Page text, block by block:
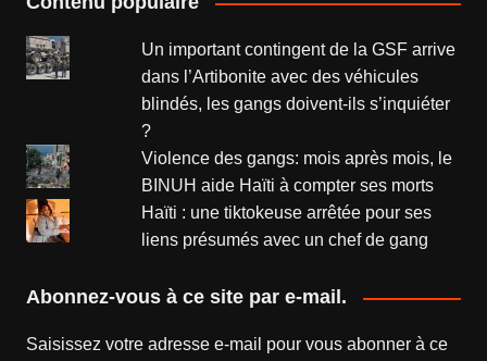
Un important contingent de la GSF arrive
dans l’Artibonite avec des véhicules
blindés, les gangs doivent-ils s’inquiéter
?
Violence des gangs: mois après mois, le
BINUH aide Haïti à compter ses morts
Haïti : une tiktokeuse arrêtée pour ses
liens présumés avec un chef de gang
Abonnez-vous à ce site par e-mail.
Saisissez votre adresse e-mail pour vous abonner à ce